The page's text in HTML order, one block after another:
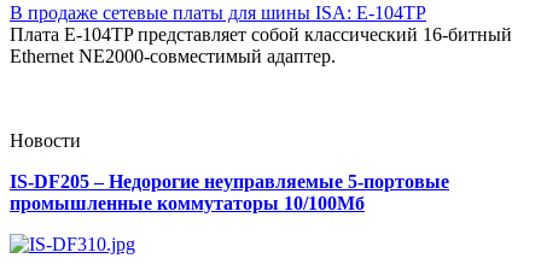
В продаже сетевые платы для шины ISA: E-104TP
Плата E-104TP представляет собой классический 16-битный
Ethernet NE2000-совместимый адаптер.
Новости
IS-DF205 – Недорогие неуправляемые 5-портовые
промышленные коммутаторы 10/100Мб